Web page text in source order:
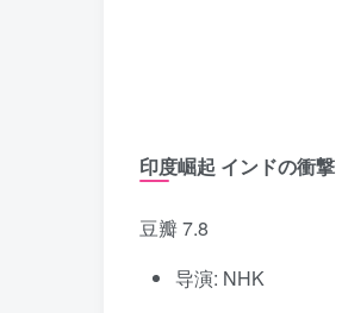
印度崛起 インドの衝撃
豆瓣 7.8
导演: NHK